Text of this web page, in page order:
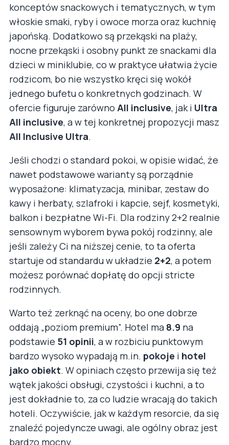
konceptów snackowych i tematycznych, w tym
włoskie smaki, ryby i owoce morza oraz kuchnię
japońską. Dodatkowo są przekąski na plaży,
nocne przekąski i osobny punkt ze snackami dla
dzieci w miniklubie, co w praktyce ułatwia życie
rodzicom, bo nie wszystko kręci się wokół
jednego bufetu o konkretnych godzinach. W
ofercie figuruje zarówno All inclusive, jak i Ultra
All inclusive, a w tej konkretnej propozycji masz
All Inclusive Ultra.
Jeśli chodzi o standard pokoi, w opisie widać, że
nawet podstawowe warianty są porządnie
wyposażone: klimatyzacja, minibar, zestaw do
kawy i herbaty, szlafroki i kapcie, sejf, kosmetyki,
balkon i bezpłatne Wi-Fi. Dla rodziny 2+2 realnie
sensownym wyborem bywa pokój rodzinny, ale
jeśli zależy Ci na niższej cenie, to ta oferta
startuje od standardu w układzie 2+2, a potem
możesz porównać dopłatę do opcji stricte
rodzinnych.
Warto też zerknąć na oceny, bo one dobrze
oddają „poziom premium”. Hotel ma 8.9 na
podstawie 51 opinii, a w rozbiciu punktowym
bardzo wysoko wypadają m.in. pokoje i hotel
jako obiekt. W opiniach często przewija się też
wątek jakości obsługi, czystości i kuchni, a to
jest dokładnie to, za co ludzie wracają do takich
hoteli. Oczywiście, jak w każdym resorcie, da się
znaleźć pojedyncze uwagi, ale ogólny obraz jest
bardzo mocny.